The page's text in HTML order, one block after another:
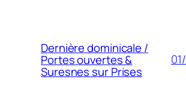
Dernière dominicale /
Portes ouvertes &
Suresnes sur Prises